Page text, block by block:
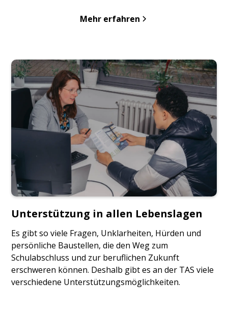
Mehr erfahren
Unterstützung in allen Lebenslagen
Es gibt so viele Fragen, Unklarheiten, Hürden und
persönliche Baustellen, die den Weg zum
Schulabschluss und zur beruflichen Zukunft
erschweren können. Deshalb gibt es an der TAS viele
verschiedene Unterstützungsmöglichkeiten.